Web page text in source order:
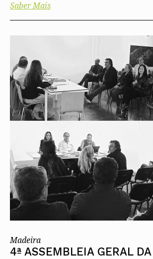
Saber Mais
Madeira
4ª ASSEMBLEIA GERAL DA